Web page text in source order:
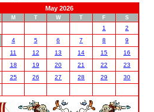
May 2026
M T W T F S
1
2
4 5 6 7 8
9
11 12 13 14 15
16
18 19 20 21 22
23
25 26 27 28 29
30